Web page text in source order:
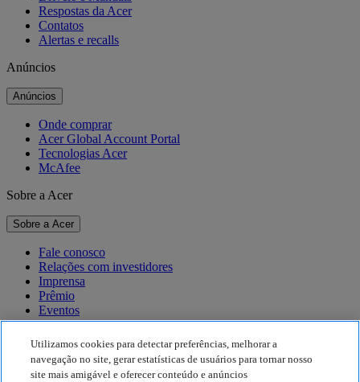
Respostas da Acer
Contatos
Alertas e recalls
Anúncios
Anúncios
Onde comprar
Acer Global Account Portal
Tecnologias Acer
McAfee
Sobre a Acer
Sobre a Acer
Fale conosco
Relações com investidores
Imprensa
Prêmio
Eventos
Sustentabilidade
Sustentabilidade
Utilizamos cookies para detectar preferências, melhorar a
navegação no site, gerar estatísticas de usuários para tornar nosso
site mais amigável e oferecer conteúdo e anúncios